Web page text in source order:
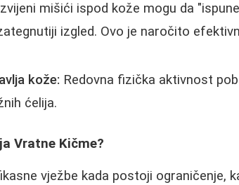
mišići ispod kože mogu da
izgled. Ovo je naročito
kože: Redovna fizička aktivnost
ćelija.
Vratne Kičme?
vježbe kada postoji ograničenje,